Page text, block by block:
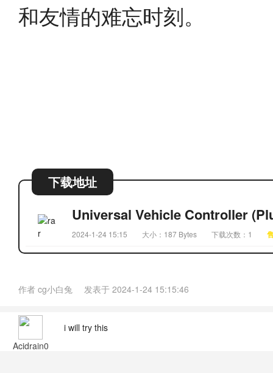
和友情的难忘时刻。
下载地址
Universal Vehicle Controller
2024-1-24 15:15 大小：187 Bytes 下载次数：1
作者 cg小白兔 发表于 2024-1-24 15:15:46
Acidrain0
i will try this